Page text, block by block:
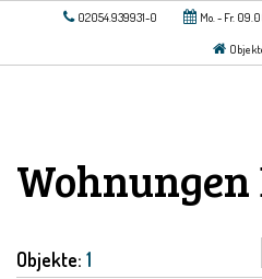
02054.939931-0 Mo. - Fr.
Wohnungen
Objekte: 1